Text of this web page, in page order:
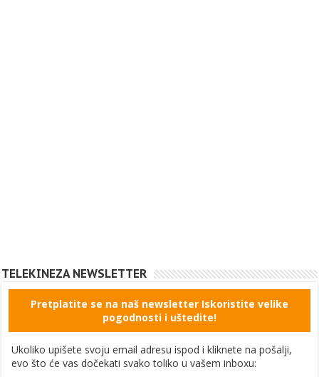
TELEKINEZA NEWSLETTER
Pretplatite se na naš newsletter Iskoristite velike
pogodnosti i uštedite!
Ukoliko upišete svoju email adresu ispod i kliknete na pošalji,
evo što će vas dočekati svako toliko u vašem inboxu: